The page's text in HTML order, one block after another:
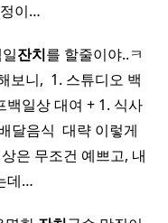
이…
잔치를 할줄이야..ㅋ
보니, ​ 1. 스튜디오 백
백일상 대여 + 1. 식사
달음식​ ​ 대략 이렇게
은 무조건 예쁘고, 내
데…